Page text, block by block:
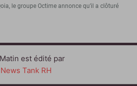
le groupe Octime annonce qu’il a clôturé
est édité par
News Tank RH